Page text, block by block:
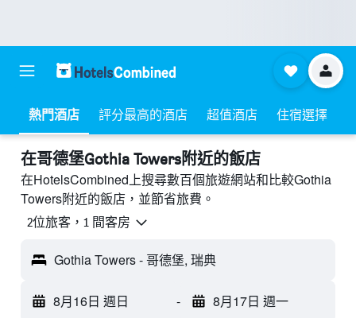
熱門酒店 評分最高的酒店 超值酒店 住宿選擇
​在哥德堡Gothia Towers附近​的飯店
在HotelsCombined上搜尋數百個旅遊網站和比較Gothia
Towers附近的飯店，並節省旅費。
2位旅客，1 間客房
Gothia Towers - 哥德堡, 瑞典
8月16日 週日 - 8月17日 週一